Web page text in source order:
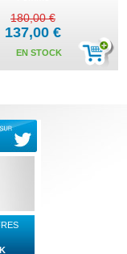
180,00 €
137,00 €
EN STOCK